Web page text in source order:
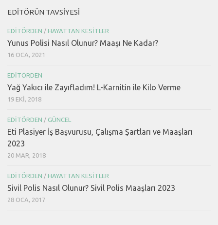
EDITÖRÜN TAVSIYESI
EDITÖRDEN / HAYATTAN KESITLER
Yunus Polisi Nasıl Olunur? Maaşı Ne Kadar?
16 OCA, 2021
EDITÖRDEN
Yağ Yakıcı ile Zayıfladım! L-Karnitin ile Kilo Verme
19 EKI, 2018
EDITÖRDEN / GÜNCEL
Eti Plasiyer İş Başvurusu, Çalışma Şartları ve Maaşları
2023
20 MAR, 2018
EDITÖRDEN / HAYATTAN KESITLER
Sivil Polis Nasıl Olunur? Sivil Polis Maaşları 2023
28 OCA, 2017